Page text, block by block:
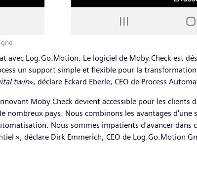
avec Log.Go.Motion. Le logiciel de Moby.Check est
un support simple et flexible pour la
twin», déclare Eckard Eberle, CEO de Process
Moby.Check devient accessible pour les clients
nombreux pays. Nous combinons les avantages
Nous sommes impatients d'avancer
», déclare Dirk Emmerich, CEO de Log.Go.Motion